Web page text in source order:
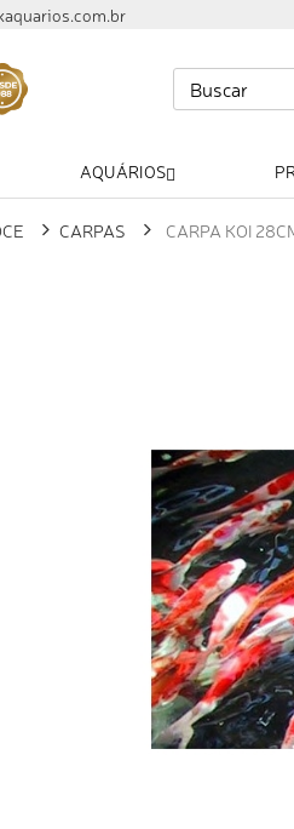
AQUÁRIOS
CARPAS CARPA KOI